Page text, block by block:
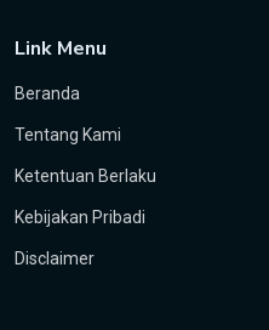
Link Menu
Beranda
Tentang Kami
Ketentuan Berlaku
Kebijakan Pribadi
Disclaimer